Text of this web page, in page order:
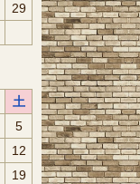
29
土
5
12
19